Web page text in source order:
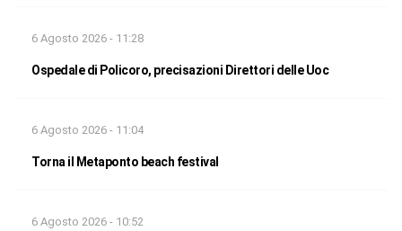
6 Agosto 2026 - 11:28
Ospedale di Policoro, precisazioni Direttori delle Uoc
6 Agosto 2026 - 11:04
Torna il Metaponto beach festival
6 Agosto 2026 - 10:52